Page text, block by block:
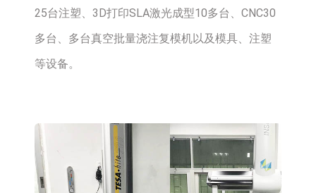
25台注塑、3D打印SLA激光成型10多台、CNC30
多台、多台真空批量浇注复模机以及模具、注塑
等设备。